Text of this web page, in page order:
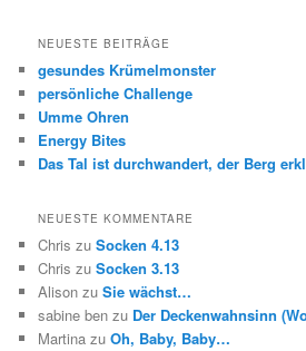
NEUESTE BEITRÄGE
gesundes Krümelmonster
persönliche Challenge
Umme Ohren
Energy Bites
Das Tal ist durchwandert, der Berg
NEUESTE KOMMENTARE
Chris zuSocken 4.13
Chris zuSocken 3.13
Alison zuSie wächst…
sabine ben zu Der Deckenwahnsinn
Martina zuOh, Baby, Baby…